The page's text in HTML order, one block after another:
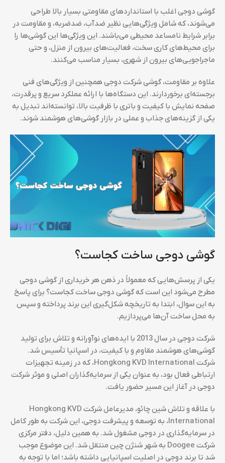
گوشی‌ دوجی اغلب با استانداردهای مقاومتی بسیار بالا طراحی
می‌شوند، که شامل ویژگی‌هایی نظیر ضدآب، ضدضربه، و مقاومت در
برابر شرایط نامساعد محیطی می‌باشند. این ویژگی‌ها این گوشی‌ها را
برای محیط‌های کاری سخت، فعالیت‌های بیرون از منزل، و حتی
ماجراجویی‌های بیرون از شهری، بسیار مناسب می‌کنند.
علاوه بر مقاومت، گوشی‌ شرکت دوجی همچنین از ویژگی‌های فنی
برجسته‌ای برخوردارند. این دستگاه‌ها با ارائه عملکرد سریع و پرقدرت،
صفحه نمایش با کیفیت و باتری با ظرفیت بالا، توانسته‌اند تبدیل به
یکی از گزینه‌های جذاب و عملی در بازار گوشی‌های هوشمند شوند.
گوشی دوجی ساخت کجاست؟
یکی از پرسش‌هایی که معمولاً در ذهن هر خریداری از گوشی‌ دوجی
مطرح می‌شود این است که گوشی‌ دوجی ساخت کجاست؟ برای پاسخ
به این سوال، ابتدا به تاریخچه شکل‌گیری این برند پرداخته و سپس
به محل ساخت آن‌ها می‌پردازیم.
شرکت دوجی در سال 2013 با ایده‌های نوآورانه و تلاش برای تولید
گوشی‌های هوشمند مقاوم و با کیفیت، در اسپانیا تأسیس شد.
شرکت Hongkong KVD International، که در زمینه تجهیزات
ارتباطی فعال بود، به عنوان یکی از سرمایه‌گذاران اصلی و موثر شرکت
دوجی در آغاز این مسیر حضور یافت.
با علاقه و تلاش شین چائو، مدیرعامل شرکت Hongkong KVD
International، به توسعه و پیشرفت دوجی، این شرکت به طور کامل
در سرمایه‌گذاری در دوجی مشغول شد. به همین دلیل، دفتر مرکزی
شرکت Doogee به شهر شنژن چین منتقل شد. این موضوع موجب
شد تا برند دوجی در اصلیت اسپانیایی داشته باشد؛ اما با توجه به